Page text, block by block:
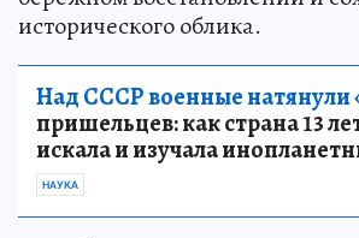
исторического облика.
Над СССР военные натянули
пришельцев: как страна 13
искала и изучала
НАУКА